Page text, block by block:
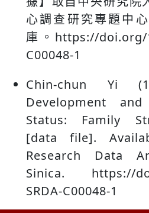
心調查研究專題中
庫。https://doi.org/
C00048-1
Chin-chun Yi
Development
Status: Family
[data file].
Research Data
Sinica. https://
SRDA-C00048-1